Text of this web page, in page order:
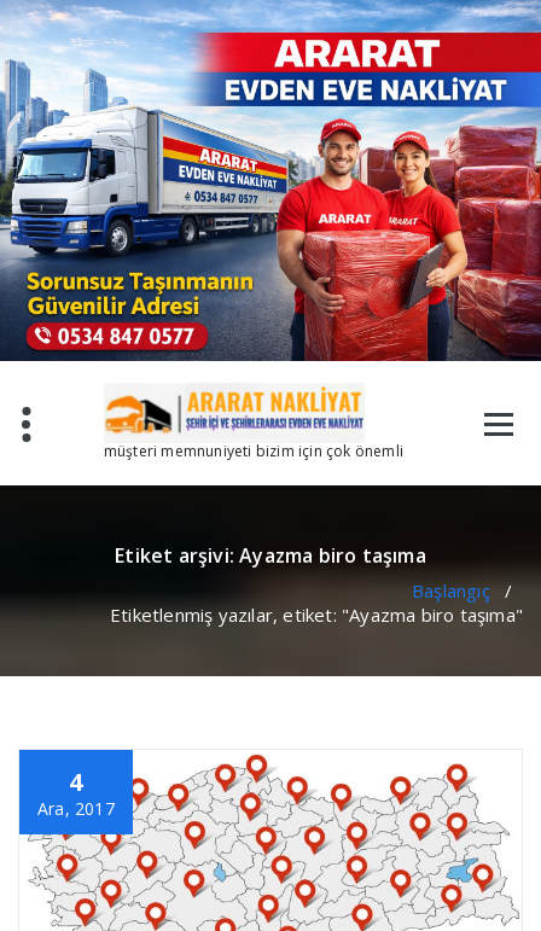
İçeriğe
geç
müşteri memnuniyeti bizim için çok önemli
Etiket arşivi: Ayazma biro taşıma
Başlangıç/
Etiketlenmiş yazılar, etiket: "Ayazma biro taşıma"
4
Ara, 2017